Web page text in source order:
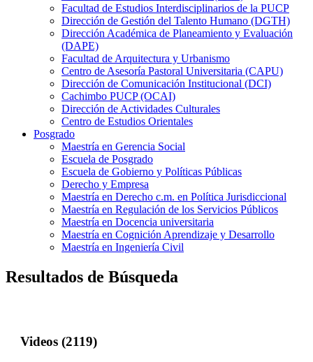
Facultad de Estudios Interdisciplinarios de la PUCP
Dirección de Gestión del Talento Humano (DGTH)
Dirección Académica de Planeamiento y Evaluación
(DAPE)
Facultad de Arquitectura y Urbanismo
Centro de Asesoría Pastoral Universitaria (CAPU)
Dirección de Comunicación Institucional (DCI)
Cachimbo PUCP (OCAI)
Dirección de Actividades Culturales
Centro de Estudios Orientales
Posgrado
Maestría en Gerencia Social
Escuela de Posgrado
Escuela de Gobierno y Políticas Públicas
Derecho y Empresa
Maestría en Derecho c.m. en Política Jurisdiccional
Maestría en Regulación de los Servicios Públicos
Maestría en Docencia universitaria
Maestría en Cognición Aprendizaje y Desarrollo
Maestría en Ingeniería Civil
Resultados de Búsqueda
Videos (2119)